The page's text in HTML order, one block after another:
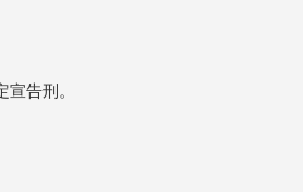
告刑。